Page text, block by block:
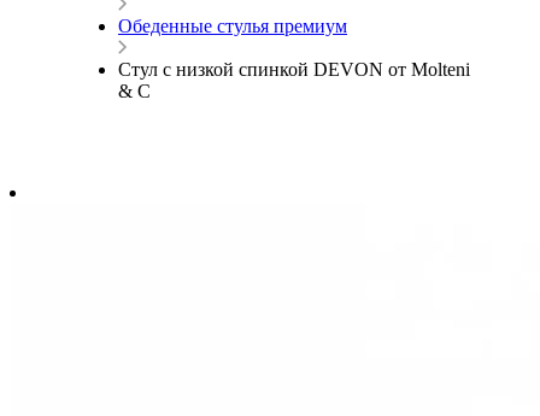
Обеденные стулья премиум
Стул с низкой спинкой DEVON от Molteni
& C